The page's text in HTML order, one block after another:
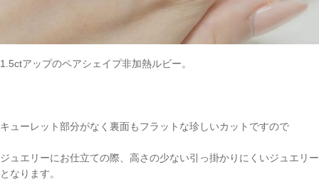
1.5ctアップのペアシェイプ非加熱ルビー。
キューレット部分がなく裏面もフラットな珍しいカットですので
ジュエリーにお仕立ての際、高さの少ない引っ掛かりにくいジュエリー
となります。